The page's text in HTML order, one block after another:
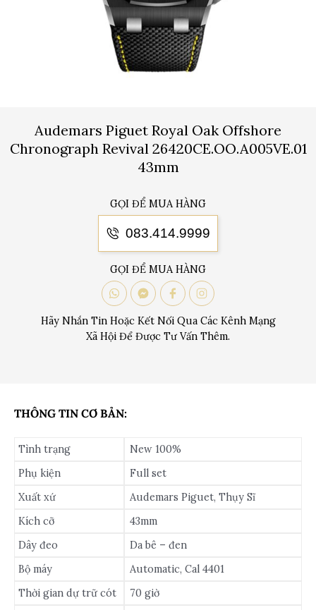
Audemars Piguet Royal Oak Offshore
Chronograph Revival 26420CE.OO.A005VE.01
43mm
GỌI ĐỂ MUA HÀNG
083.414.9999
GỌI ĐỂ MUA HÀNG
Hãy Nhắn Tin Hoặc Kết Nối Qua Các Kênh Mạng
Xã Hội Để Được Tư Vấn Thêm.
THÔNG TIN CƠ BẢN:
Tình trạng
New 100%
Phụ kiện
Full set
Xuất xứ
Audemars Piguet, Thụy Sĩ
Kích cỡ
43mm
Dây đeo
Da bê – đen
Bộ máy
Automatic, Cal 4401
Thời gian dự trữ cót
70 giờ